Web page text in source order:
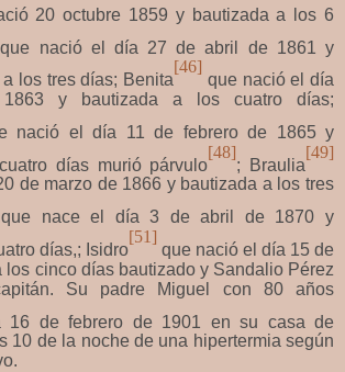
20 octubre 1859 y bautizada a los 6
que nació el día 27 de abril de 1861 y
los tres días; Benita
[46]
que nació el día
y bautizada a los cuatro días;
nació el día 11 de febrero de 1865 y
días murió párvulo
[48]
; Braulia
[49]
de marzo de 1866 y bautizada a los tres
que nace el día 3 de abril de 1870 y
días,; Isidro
[51]
que nació el día 15 de
los cinco días bautizado y Sandalio Pérez
Su padre Miguel con 80 años
16 de febrero de 1901 en su casa de
10 de la noche de una hipertermia según